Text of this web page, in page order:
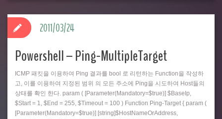
Powershell – Ping-MultipleTarget
ICMP 패킷을 이용하여 Ping 결과를 bool 로 리턴하는 Function을 작성하
고, 이를 이용하여 지정된 범위 의 모든 주소에 Ping을 시도하여 Host들의
상태를 확인 한다. param ( [Parameter(Mandatory=$true)] $BaseIp,
$Start = 1, $End = 255, $Timeout = 100 ) Function Ping-Target { param (
[Parameter(Mandatory=$true)] [string]$HostNameOrAddress,
2011/03/24